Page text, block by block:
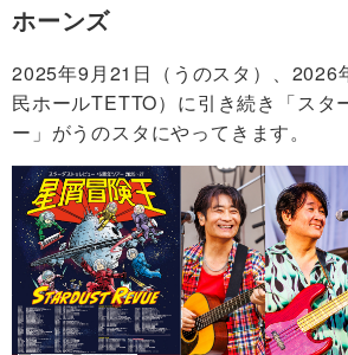
ホーンズ
2025年9月21日（うのスタ）、2026
民ホールTETTO）に引き続き「スタ
ー」がうのスタにやってきます。